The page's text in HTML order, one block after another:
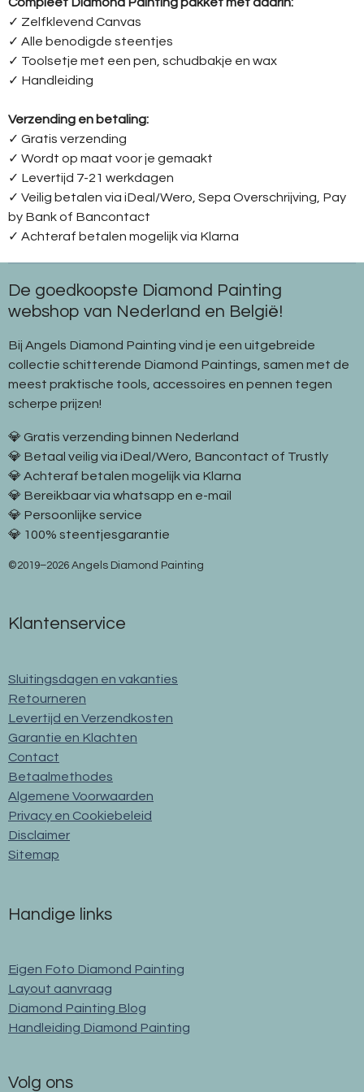
✓ Zelfklevend Canvas
✓ Alle benodigde steentjes
✓ Toolsetje met een pen, schudbakje en wax
✓ Handleiding
Verzending en betaling:
✓ Gratis verzending
✓ Wordt op maat voor je gemaakt
✓ Levertijd 7-21 werkdagen
✓ Veilig betalen via iDeal/Wero, Sepa Overschrijving, Pay
by Bank of Bancontact
✓ Achteraf betalen mogelijk via Klarna
De goedkoopste Diamond Painting
webshop van Nederland en België!
Bij Angels Diamond Painting vind je een uitgebreide
collectie schitterende Diamond Paintings, samen met de
meest praktische tools, accessoires en pennen tegen
scherpe prijzen!
💎 Gratis verzending binnen Nederland
💎 Betaal veilig via iDeal/Wero, Bancontact of Trustly
💎 Achteraf betalen mogelijk via Klarna
💎 Bereikbaar via whatsapp en e-mail
💎 Persoonlijke service
💎 100% steentjesgarantie
©2019–2026 Angels Diamond Painting
Klantenservice
Sluitingsdagen en vakanties
Retourneren
Levertijd en Verzendkosten
Garantie en Klachten
Contact
Betaalmethodes
Algemene Voorwaarden
Privacy en Cookiebeleid
Disclaimer
Sitemap
Handige links
Eigen Foto Diamond Painting
Layout aanvraag
Diamond Painting Blog
Handleiding Diamond Painting
Volg ons